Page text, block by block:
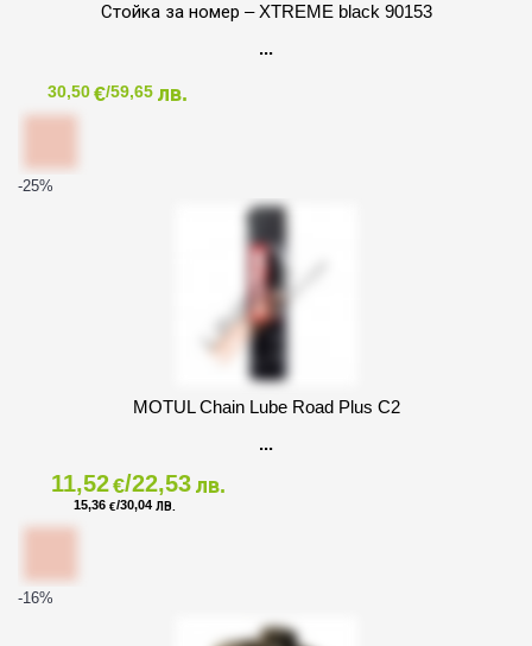
Стойка за номер – XTREME black 90153
30,50€/59,65 лв.
-25%
MOTUL Chain Lube Road Plus C2
11,52€/22,53 лв.
15,36 €/30,04 ЛВ.
-16%